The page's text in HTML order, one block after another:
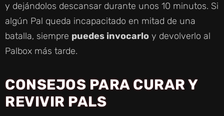
y dejándolos descansar durante unos 10 minutos. Si
algún Pal queda incapacitado en mitad de una
batalla, siempre puedes invocarlo y devolverlo al
Palbox más tarde.
CONSEJOS PARA CURAR Y
REVIVIR PALS